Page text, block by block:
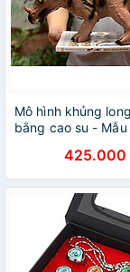
Mô hình khủng
bằng cao su - Mẫu
425.000